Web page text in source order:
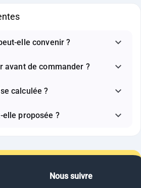
elle convenir ?
avant de commander ?
calculée ?
proposée ?
Nous suivre